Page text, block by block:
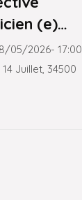
(e)
et
05/2026- 17:00
Juillet, 34500